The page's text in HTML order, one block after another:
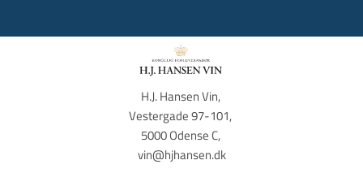
H.J. Hansen Vin,
Vestergade 97-101,
5000 Odense C,
vin@hjhansen.dk